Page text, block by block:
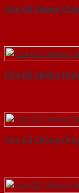
Cửa Gỗ Chống
Cửa Gỗ Chống
Cửa Gỗ Chống